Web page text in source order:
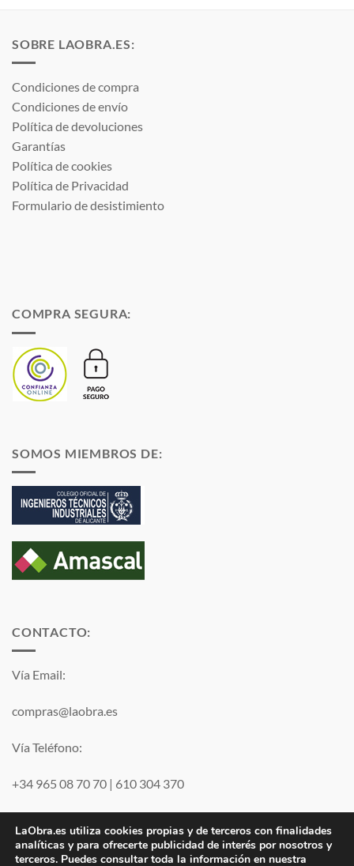
SOBRE LAOBRA.ES:
Condiciones de compra
Condiciones de envío
Política de devoluciones
Garantías
Política de cookies
Política de Privacidad
Formulario de desistimiento
COMPRA SEGURA:
SOMOS MIEMBROS DE:
CONTACTO:
Vía Email:
compras@laobra.es
Vía Teléfono:
+34 965 08 70 70 | 610 304 370
LaObra.es utiliza cookies propias y de terceros con finalidades
analíticas y para ofrecerte publicidad de interés por nosotros y
terceros. Puedes consultar toda la información en nuestra